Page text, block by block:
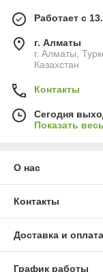
Работает с
г. Алматы
г. Алматы,
Казахстан
Контакты
Сегодня
Показать
О нас
Контакты
Доставка и оплата
График работы